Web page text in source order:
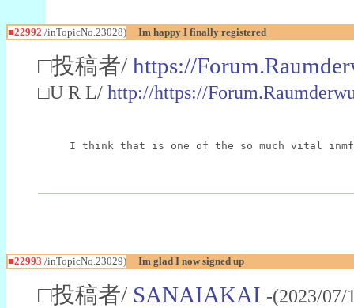
■22992 /inTopicNo.23028) Im happy I finally registered
□投稿者/ https://
□U R L/ http://https://
I think that is one of the so much vital
■22993 /inTopicNo.23029) Im glad I now signed up
□投稿者/ SANAIAKAI -(2023/